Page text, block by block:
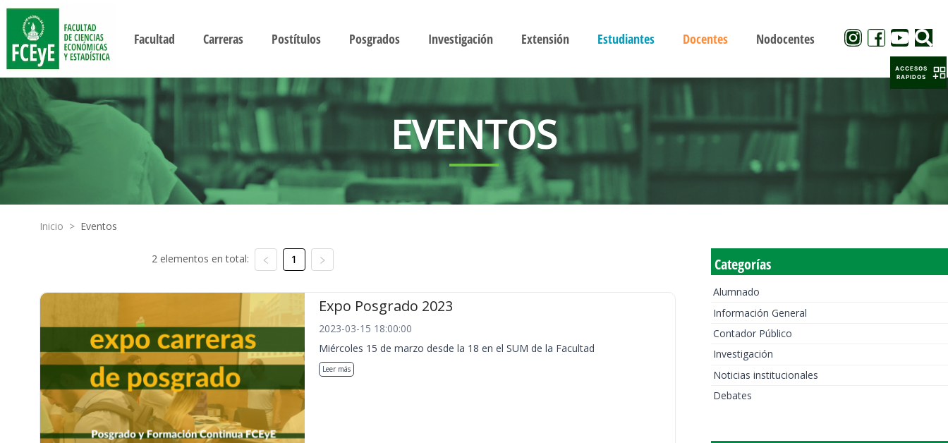
Facultad Carreras Postítulos Posgrados Investigación Extensión Estudiantes Docentes Nodocentes
EVENTOS
Inicio > Eventos
2 elementos en total: 1
Expo Posgrado 2023
2023-03-15 18:00:00
Miércoles 15 de marzo desde la 18 en el SUM de la Facultad
Leer más
Categorías
Alumnado
Información General
Contador Público
Investigación
Noticias institucionales
Debates
ACCESOS
RAPIDOS